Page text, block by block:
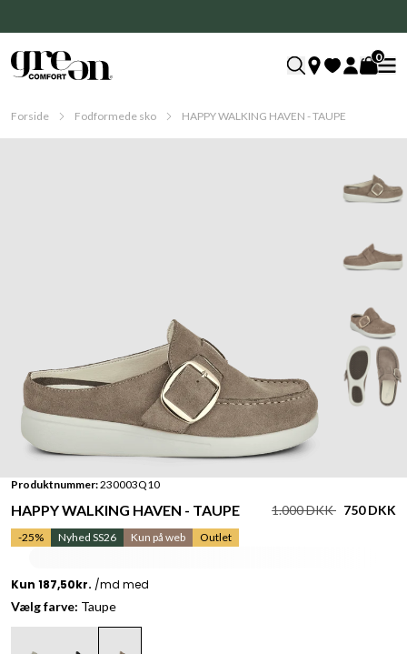
0
Forside Fodformede sko HAPPY WALKING HAVEN - TAUPE
Produktnummer:230003Q10
HAPPY WALKING HAVEN - TAUPE 1.000 DKK 750 DKK
-25% Nyhed SS26 Kun på web Outlet
Vælg farve: Taupe